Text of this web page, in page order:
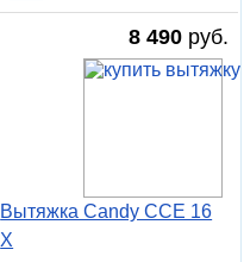
8 490 руб.
Вытяжка Candy CCE 16
X